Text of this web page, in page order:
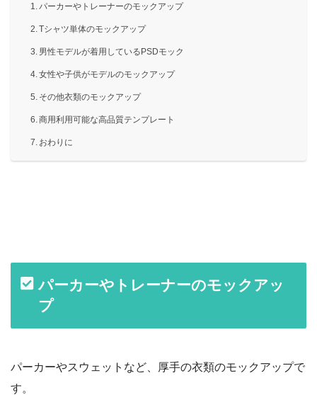
パーカーやトレーナーのモックアップ
Tシャツ単体のモックアップ
男性モデルが着用しているPSDモック
女性や子供がモデルのモックアップ
その他衣類のモックアップ
商用利用可能な高品質テンプレート
おわりに
パーカーやトレーナーのモックアッ
プ
パーカーやスウェットなど、厚手の衣類のモックアップで
す。